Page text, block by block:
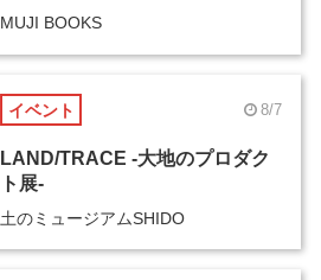
MUJI BOOKS
イベント 8/7
LAND/TRACE -大地のプロダク
ト展-
土のミュージアムSHIDO